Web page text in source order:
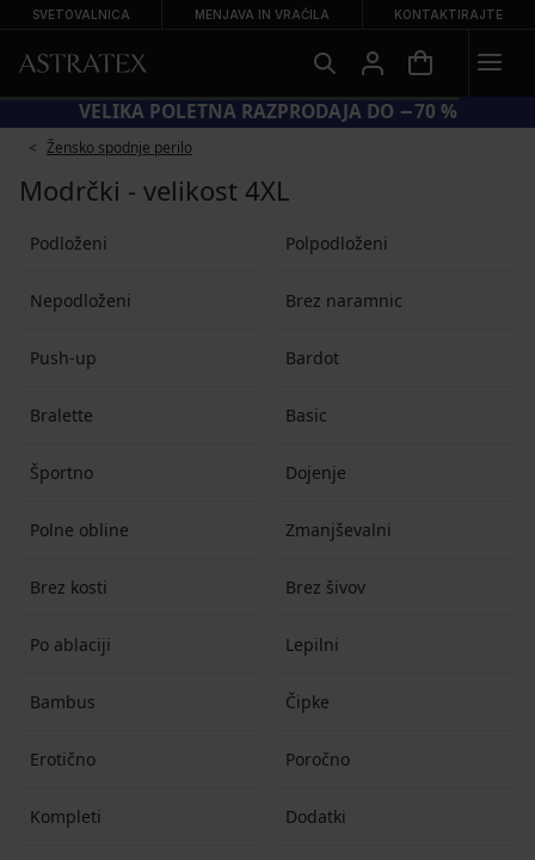
SVETOVALNICA MENJAVA IN VRAČILA KONTAKTIRAJTE
VELIKA POLETNA RAZPRODAJA DO −70 %
Žensko spodnje perilo
Modrčki - velikost 4XL
Podloženi Polpodloženi
Nepodloženi Brez naramnic
Push-up Bardot
Bralette Basic
Športno Dojenje
Polne obline Zmanjševalni
Brez kosti Brez šivov
Po ablaciji Lepilni
Bambus Čipke
Erotično Poročno
Kompleti Dodatki